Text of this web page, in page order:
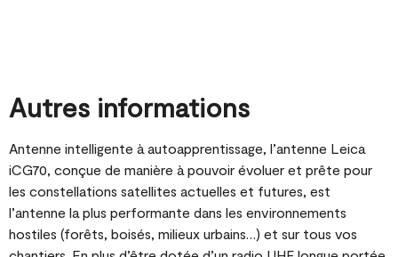
Autres informations
Antenne intelligente à autoapprentissage, l’antenne Leica
iCG70, conçue de manière à pouvoir évoluer et prête pour
les constellations satellites actuelles et futures, est
l’antenne la plus performante dans les environnements
hostiles (forêts, boisés, milieux urbains…) et sur tous vos